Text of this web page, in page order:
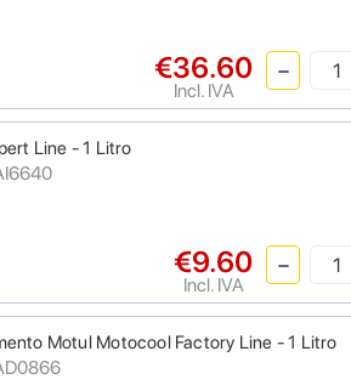
€36.60
Incl. IVA
Line - 1 Litro
€9.60
Incl. IVA
Motul Motocool Factory Line - 1 Litro